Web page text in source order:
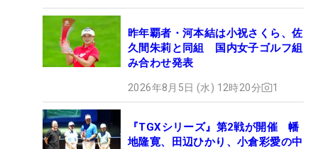
昨年覇者・河本結は小祝さくら、佐
久間朱莉と同組 国内女子ゴルフ組
み合わせ発表
2026年8月5日 (水) 12時20分 1
『TGXシリーズ』第2戦が開催 幡
地隆寛、田辺ひかり、小倉彩愛の中